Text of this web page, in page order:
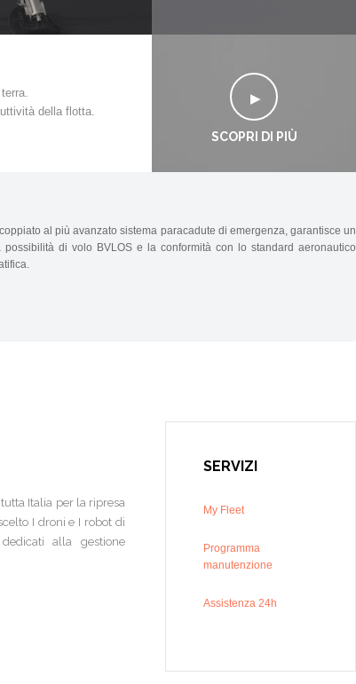
della flotta.
SCOPRI DI PIÙ
al più avanzato sistema paracadute di emergenza, garantisce un
di volo BVLOS e la conformità con lo standard aeronautico
Italia per la ripresa
I droni e I robot di
alla gestione
SERVIZI
My Fleet
Programma
manutenzione
Assistenza 24h